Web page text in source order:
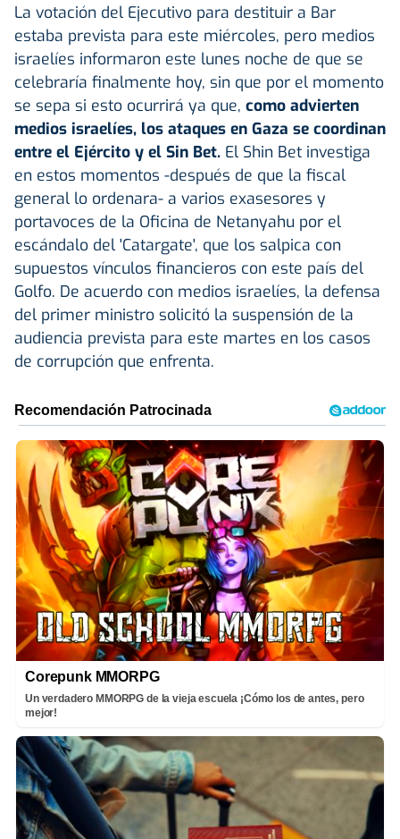
La votación del Ejecutivo para destituir a Bar
estaba prevista para este miércoles, pero medios
israelíes informaron este lunes noche de que se
celebraría finalmente hoy, sin que por el momento
se sepa si esto ocurrirá ya que, como advierten
medios israelíes, los ataques en Gaza se coordinan
entre el Ejército y el Sin Bet. El Shin Bet investiga
en estos momentos -después de que la fiscal
general lo ordenara- a varios exasesores y
portavoces de la Oficina de Netanyahu por el
escándalo del 'Catargate', que los salpica con
supuestos vínculos financieros con este país del
Golfo. De acuerdo con medios israelíes, la defensa
del primer ministro solicitó la suspensión de la
audiencia prevista para este martes en los casos
de corrupción que enfrenta.
Corepunk MMORPG
Un verdadero MMORPG de la vieja escuela ¡Cómo los de antes, pero
mejor!